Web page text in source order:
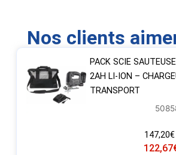
Nos clients
PACK SCIE
2AH LI-ION –
TRANSPORT
147,20€
122,67